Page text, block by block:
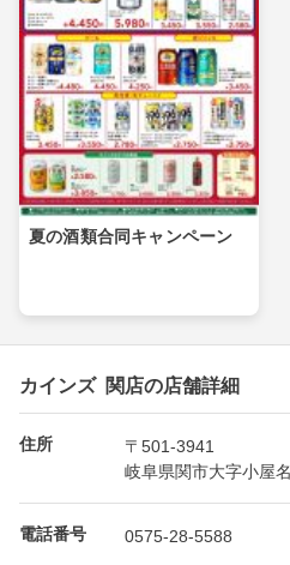
夏の酒類合同キャンペーン
カインズ 関店の店舗詳細
住所
〒501-3941
岐阜県関市大字小屋
電話番号 0575-28-5588